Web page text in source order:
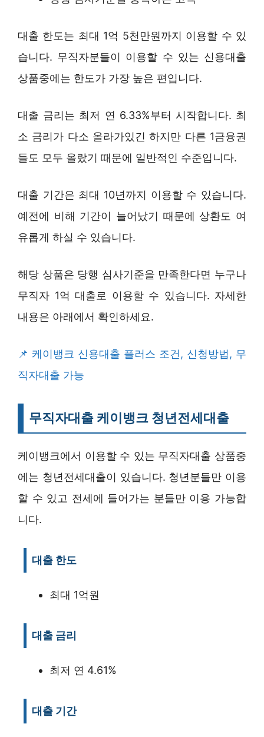
대출 한도는 최대 1억 5천만원까지 이용할 수 있
습니다. 무직자분들이 이용할 수 있는 신용대출
상품중에는 한도가 가장 높은 편입니다.
대출 금리는 최저 연 6.33%부터 시작합니다. 최
소 금리가 다소 올라가있긴 하지만 다른 1금융권
들도 모두 올랐기 때문에 일반적인 수준입니다.
대출 기간은 최대 10년까지 이용할 수 있습니다.
예전에 비해 기간이 늘어났기 때문에 상환도 여
유롭게 하실 수 있습니다.
해당 상품은 당행 심사기준을 만족한다면 누구나
무직자 1억 대출로 이용할 수 있습니다. 자세한
내용은 아래에서 확인하세요.
케이뱅크 신용대출 플러스 조건, 신청방법, 무
직자대출 가능
무직자대출 케이뱅크 청년전세대출
케이뱅크에서 이용할 수 있는 무직자대출 상품중
에는 청년전세대출이 있습니다. 청년분들만 이용
할 수 있고 전세에 들어가는 분들만 이용 가능합
니다.
대출 한도
최대 1억원
대출 금리
최저 연 4.61%
대출 기간